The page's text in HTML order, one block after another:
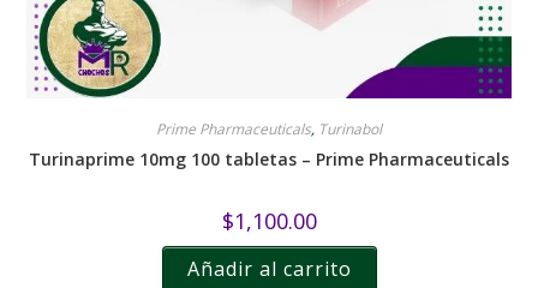
Prime Pharmaceuticals, Turinabol
Turinaprime 10mg 100 tabletas – Prime Pharmaceuticals
$1,100.00
Añadir al carrito